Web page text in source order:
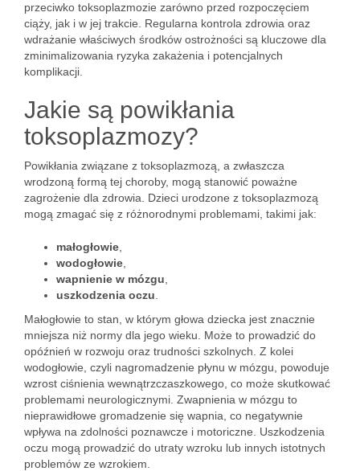
przeciwko toksoplazmozie zarówno przed rozpoczęciem
ciąży, jak i w jej trakcie. Regularna kontrola zdrowia oraz
wdrażanie właściwych środków ostrożności są kluczowe dla
zminimalizowania ryzyka zakażenia i potencjalnych
komplikacji.
Jakie są powikłania
toksoplazmozy?
Powikłania związane z toksoplazmozą, a zwłaszcza
wrodzoną formą tej choroby, mogą stanowić poważne
zagrożenie dla zdrowia. Dzieci urodzone z toksoplazmozą
mogą zmagać się z różnorodnymi problemami, takimi jak:
małogłowie
wodogłowie
wapnienie w mózgu
uszkodzenia oczu
Małogłowie to stan, w którym głowa dziecka jest znacznie
mniejsza niż normy dla jego wieku. Może to prowadzić do
opóźnień w rozwoju oraz trudności szkolnych. Z kolei
wodogłowie, czyli nagromadzenie płynu w mózgu, powoduje
wzrost ciśnienia wewnątrzczaszkowego, co może skutkować
problemami neurologicznymi. Zwapnienia w mózgu to
nieprawidłowe gromadzenie się wapnia, co negatywnie
wpływa na zdolności poznawcze i motoriczne. Uszkodzenia
oczu mogą prowadzić do utraty wzroku lub innych istotnych
problemów ze wzrokiem.